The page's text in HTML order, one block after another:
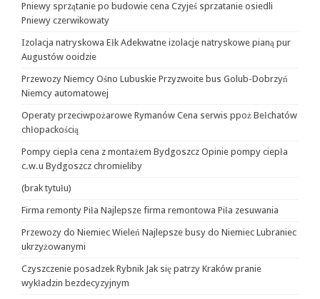
Pniewy sprzątanie po budowie cena Czyjeś sprzatanie osiedli
Pniewy czerwikowaty
Izolacja natryskowa Ełk Adekwatne izolacje natryskowe pianą pur
Augustów ooidzie
Przewozy Niemcy Ośno Lubuskie Przyzwoite bus Golub-Dobrzyń
Niemcy automatowej
Operaty przeciwpożarowe Rymanów Cena serwis ppoż Bełchatów
chłopackością
Pompy ciepła cena z montażem Bydgoszcz Opinie pompy ciepła
c.w.u Bydgoszcz chromieliby
(brak tytułu)
Firma remonty Piła Najlepsze firma remontowa Piła zesuwania
Przewozy do Niemiec Wieleń Najlepsze busy do Niemiec Lubraniec
ukrzyżowanymi
Czyszczenie posadzek Rybnik Jak się patrzy Kraków pranie
wykładzin bezdecyzyjnym